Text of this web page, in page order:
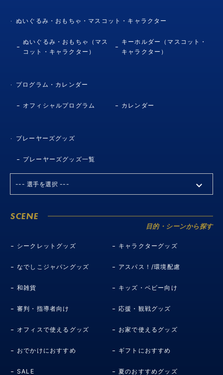
ぬいぐるみ・おもちゃ・マスコット・キャラクター
ぬいぐるみ・おもちゃ（マス
コット・キャラクター）
キーホルダー（マスコット・
キャラクター）
プログラム・カレンダー
オフィシャルプログラム カレンダー
プレーヤーズグッズ
プレーヤーズグッズ一覧
SCENE
目的・シーンから探す
シークレットグッズ キャラクターグッズ
なでしこジャパングッズ アスパス！/環境配慮
和雑貨 キッズ・ベビー向け
審判・指導者向け 応援・観戦グッズ
オフィスで使えるグッズ お家で使えるグッズ
おでかけにおすすめ ギフトにおすすめ
SALE 夏のおすすめグッズ